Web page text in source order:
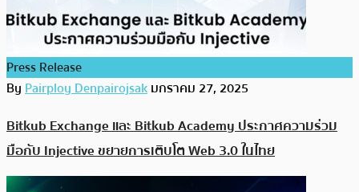
Press Release
ByPairploy Denpairojsakมกราคม 27, 2025
Bitkub Exchange และ Bitkub Academy ประกาศความร่วม
มือกับ Injective ขยายการเติบโต Web 3.0 ในไทย